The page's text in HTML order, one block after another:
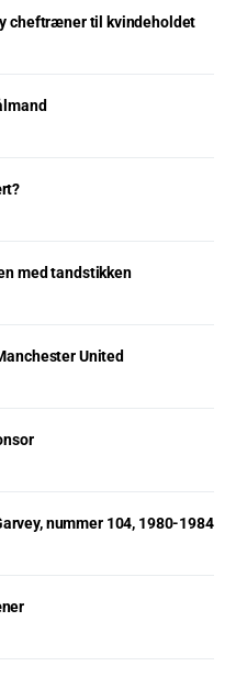
cheftræner til kvindeholdet
med tandstikken
United
nummer 104, 1980-1984